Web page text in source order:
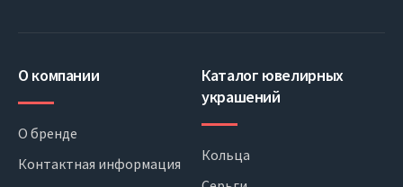
О компании
О бренде
Контактная информация
Каталог ювелирных
украшений
Кольца